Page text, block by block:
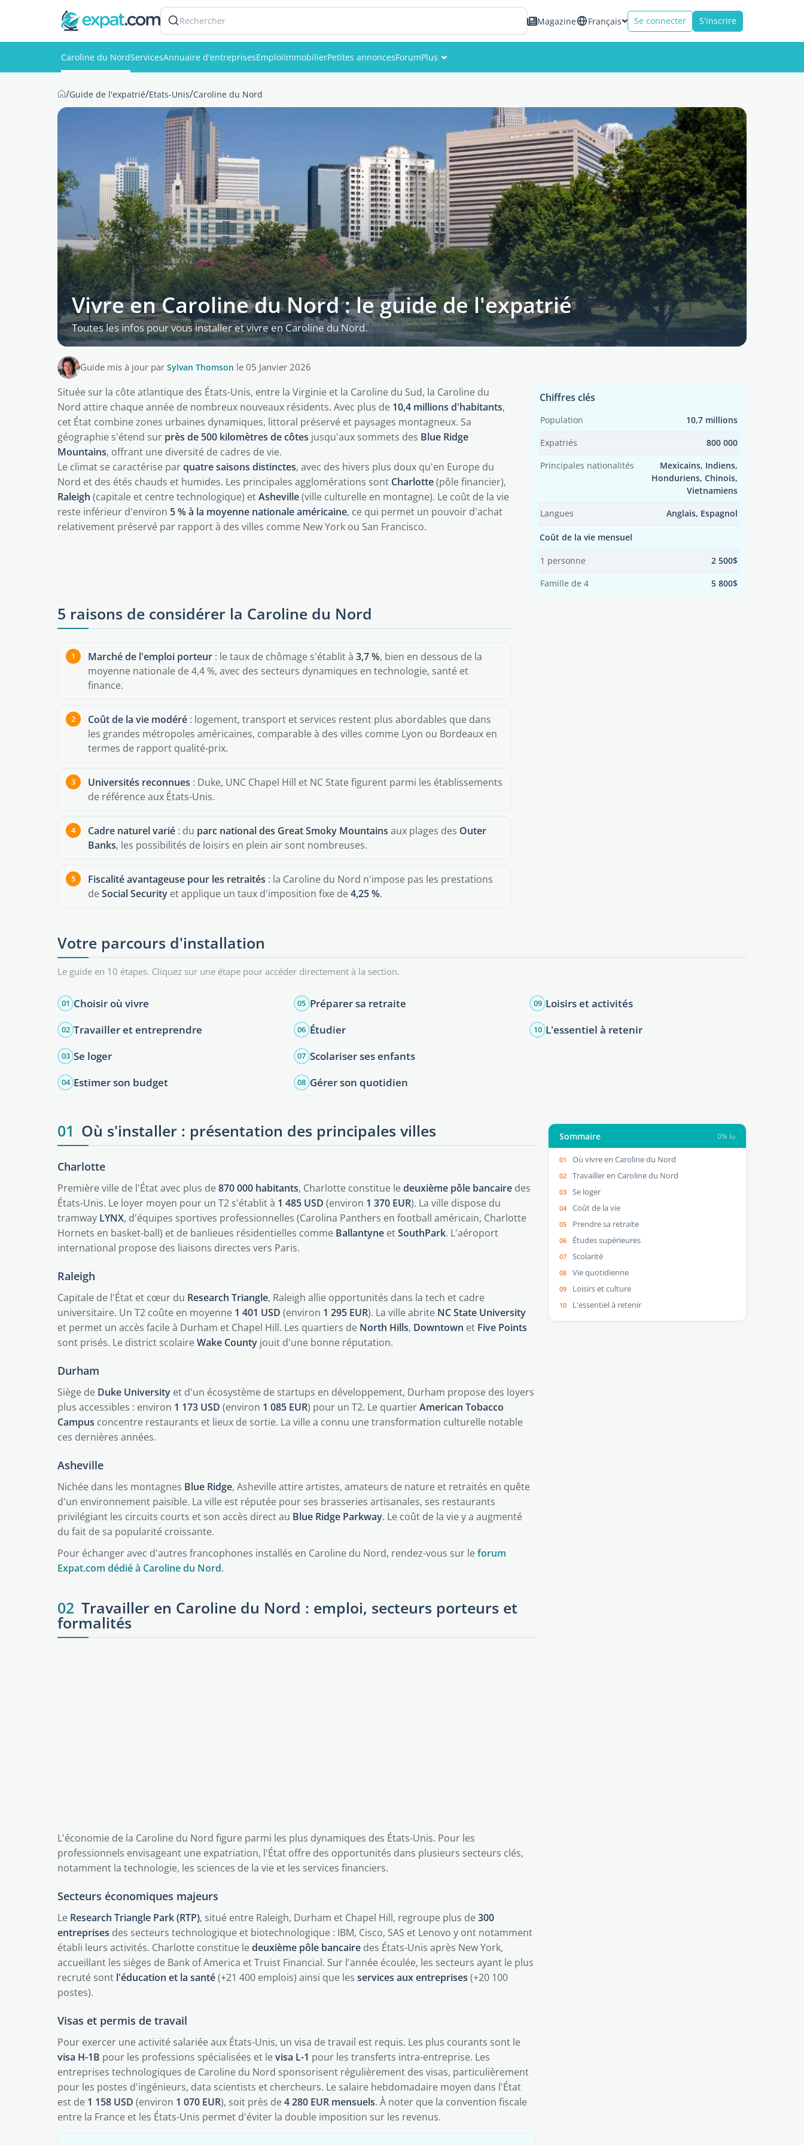
Rechercher Magazine Français Se connecter S'inscrire
Caroline du NordServicesAnnuaire d'entreprisesEmploiImmobilierPetites annoncesForumPlus
Photos
/Guide de l'expatrié/Etats-Unis/Caroline du Nord
Vivre en Caroline du Nord : le guide de l'expatrié
Toutes les infos pour vous installer et vivre en Caroline du Nord.
Guide mis à jour par Sylvan Thomson le 05 Janvier 2026
Située sur la côte atlantique des États-Unis, entre la Virginie et la Caroline du Sud, la Caroline du
Nord attire chaque année de nombreux nouveaux résidents. Avec plus de 10,4 millions d'habitants,
cet État combine zones urbaines dynamiques, littoral préservé et paysages montagneux. Sa
géographie s'étend sur près de 500 kilomètres de côtes jusqu'aux sommets des Blue Ridge
Mountains, offrant une diversité de cadres de vie.
Le climat se caractérise parquatre saisons distinctes, avec des hivers plus doux qu'en Europe du
Nord et des étés chauds et humides. Les principales agglomérations sont Charlotte(pôle financier),
Raleigh (capitale et centre technologique) etAsheville(ville culturelle en montagne). Le coût de la vie
reste inférieur d'environ 5 % à la moyenne nationale américaine, ce qui permet un pouvoir d'achat
relativement préservé par rapport à des villes comme New York ou San Francisco.
5 raisons de considérer la Caroline du Nord
Marché de l'emploi porteur : le taux de chômage s'établit à 3,7 %, bien en dessous de la
moyenne nationale de 4,4 %, avec des secteurs dynamiques en technologie, santé et
finance.
Coût de la vie modéré : logement, transport et services restent plus abordables que dans
les grandes métropoles américaines, comparable à des villes comme Lyon ou Bordeaux en
termes de rapport qualité-prix.
Universités reconnues : Duke, UNC Chapel Hill et NC State figurent parmi les établissements
de référence aux États-Unis.
Cadre naturel varié : du parc national des Great Smoky Mountains aux plages des Outer
Banks, les possibilités de loisirs en plein air sont nombreuses.
Fiscalité avantageuse pour les retraités : la Caroline du Nord n'impose pas les prestations
deSocial Security et applique un taux d'imposition fixe de4,25 %.
Chiffres clés
Population 10,7 millions
Expatriés 800 000
Principales nationalités
Mexicains, Indiens,
Honduriens, Chinois,
Vietnamiens
Langues Anglais, Espagnol
Coût de la vie mensuel
1 personne 2 500$
Famille de 4 5 800$
Votre parcours d'installation
Le guide en 10 étapes. Cliquez sur une étape pour accéder directement à la section.
01 Choisir où vivre
02 Travailler et entreprendre
03 Se loger
04 Estimer son budget
05 Préparer sa retraite
06 Étudier
07 Scolariser ses enfants
08 Gérer son quotidien
09 Loisirs et activités
10 L'essentiel à retenir
01 Où s'installer : présentation des principales villes
Charlotte
Première ville de l'État avec plus de870 000 habitants, Charlotte constitue ledeuxième pôle bancaire des
États-Unis. Le loyer moyen pour un T2 s'établit à 1 485 USD (environ 1 370 EUR). La ville dispose du
tramway LYNX, d'équipes sportives professionnelles (Carolina Panthers en football américain, Charlotte
Hornets en basket-ball) et de banlieues résidentielles comme Ballantyne etSouthPark. L'aéroport
international propose des liaisons directes vers Paris.
Raleigh
Capitale de l'État et cœur du Research Triangle, Raleigh allie opportunités dans la tech et cadre
universitaire. Un T2 coûte en moyenne 1 401 USD (environ 1 295 EUR). La ville abrite NC State University
et permet un accès facile à Durham et Chapel Hill. Les quartiers de North Hills, Downtown et Five Points
sont prisés. Le district scolaireWake County jouit d'une bonne réputation.
Durham
Siège de Duke University et d'un écosystème de startups en développement, Durham propose des loyers
plus accessibles : environ 1 173 USD (environ 1 085 EUR) pour un T2. Le quartierAmerican Tobacco
Campus concentre restaurants et lieux de sortie. La ville a connu une transformation culturelle notable
ces dernières années.
Asheville
Nichée dans les montagnes Blue Ridge, Asheville attire artistes, amateurs de nature et retraités en quête
d'un environnement paisible. La ville est réputée pour ses brasseries artisanales, ses restaurants
privilégiant les circuits courts et son accès direct au Blue Ridge Parkway. Le coût de la vie y a augmenté
du fait de sa popularité croissante.
Pour échanger avec d'autres francophones installés en Caroline du Nord, rendez-vous sur leforum
Expat.com dédié à Caroline du Nord.
02 Travailler en Caroline du Nord : emploi, secteurs porteurs et
formalités
L'économie de la Caroline du Nord figure parmi les plus dynamiques des États-Unis. Pour les
professionnels envisageant une expatriation, l'État offre des opportunités dans plusieurs secteurs clés,
notamment la technologie, les sciences de la vie et les services financiers.
Secteurs économiques majeurs
Le Research Triangle Park (RTP), situé entre Raleigh, Durham et Chapel Hill, regroupe plus de300
entreprises des secteurs technologique et biotechnologique : IBM, Cisco, SAS et Lenovo y ont notamment
établi leurs activités. Charlotte constitue ledeuxième pôle bancaire des États-Unis après New York,
accueillant les sièges de Bank of America et Truist Financial. Sur l'année écoulée, les secteurs ayant le plus
recruté sont l'éducation et la santé(+21 400 emplois) ainsi que les services aux entreprises (+20 100
postes).
Visas et permis de travail
Pour exercer une activité salariée aux États-Unis, un visa de travail est requis. Les plus courants sont le
visa H-1B pour les professions spécialisées et levisa L-1 pour les transferts intra-entreprise. Les
entreprises technologiques de Caroline du Nord sponsorisent régulièrement des visas, particulièrement
pour les postes d'ingénieurs, data scientists et chercheurs. Le salaire hebdomadaire moyen dans l'État
est de 1 158 USD (environ 1 070 EUR), soit près de4 280 EUR mensuels. À noter que la convention fiscale
entre la France et les États-Unis permet d'éviter la double imposition sur les revenus.
Sommaire 0% lu
Où vivre en Caroline du Nord
Travailler en Caroline du Nord
Se loger
Coût de la vie
Prendre sa retraite
Études supérieures
Scolarité
Vie quotidienne
Loisirs et culture
L'essentiel à retenir